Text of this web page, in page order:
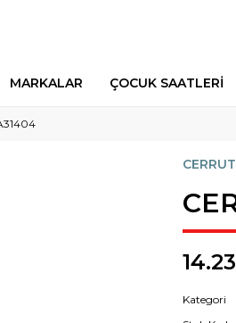
MARKALAR ÇOCUK SAATLERİ
Kategori